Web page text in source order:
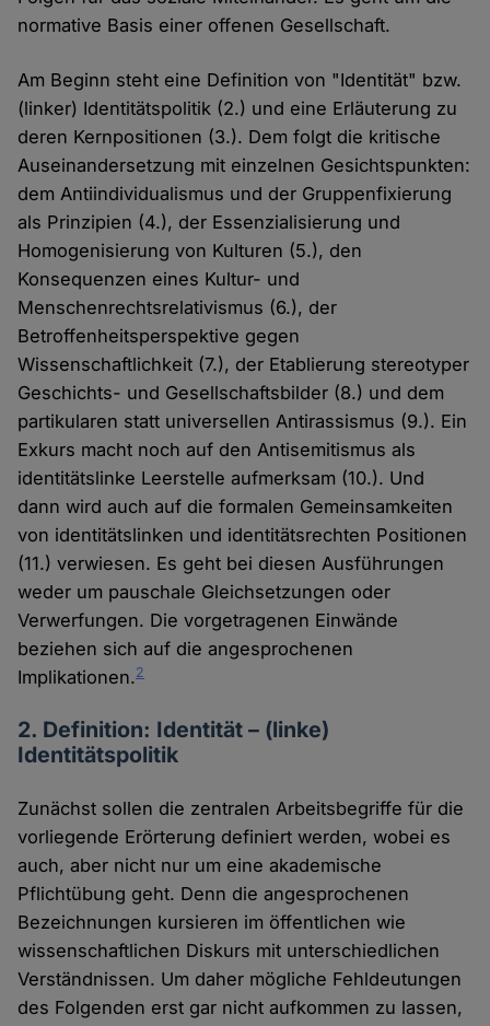
normative Basis einer offenen Gesellschaft.
Am Beginn steht eine Definition von "Identität" bzw.
(linker) Identitätspolitik (2.) und eine Erläuterung zu
deren Kernpositionen (3.). Dem folgt die kritische
Auseinandersetzung mit einzelnen Gesichtspunkten:
dem Antiindividualismus und der Gruppenfixierung
als Prinzipien (4.), der Essenzialisierung und
Homogenisierung von Kulturen (5.), den
Konsequenzen eines Kultur- und
Menschenrechtsrelativismus (6.), der
Betroffenheitsperspektive gegen
Wissenschaftlichkeit (7.), der Etablierung stereotyper
Geschichts- und Gesellschaftsbilder (8.) und dem
partikularen statt universellen Antirassismus (9.). Ein
Exkurs macht noch auf den Antisemitismus als
identitätslinke Leerstelle aufmerksam (10.). Und
dann wird auch auf die formalen Gemeinsamkeiten
von identitätslinken und identitätsrechten Positionen
(11.) verwiesen. Es geht bei diesen Ausführungen
weder um pauschale Gleichsetzungen oder
Verwerfungen. Die vorgetragenen Einwände
beziehen sich auf die angesprochenen
Implikationen.2
2. Definition: Identität – (linke)
Identitätspolitik
Zunächst sollen die zentralen Arbeitsbegriffe für die
vorliegende Erörterung definiert werden, wobei es
auch, aber nicht nur um eine akademische
Pflichtübung geht. Denn die angesprochenen
Bezeichnungen kursieren im öffentlichen wie
wissenschaftlichen Diskurs mit unterschiedlichen
Verständnissen. Um daher mögliche Fehldeutungen
des Folgenden erst gar nicht aufkommen zu lassen,